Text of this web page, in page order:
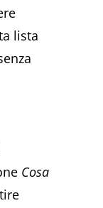
lista
Cosa